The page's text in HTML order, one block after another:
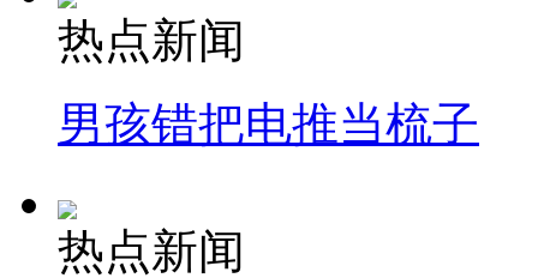
热点新闻
男孩错把电推当梳子
热点新闻